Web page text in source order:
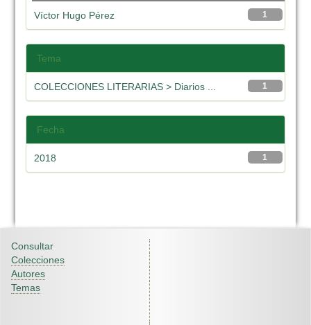
1
Víctor Hugo Pérez
Tema
1
COLECCIONES LITERARIAS > Diarios ...
Fecha
1
2018
Consultar
Colecciones
Autores
Temas